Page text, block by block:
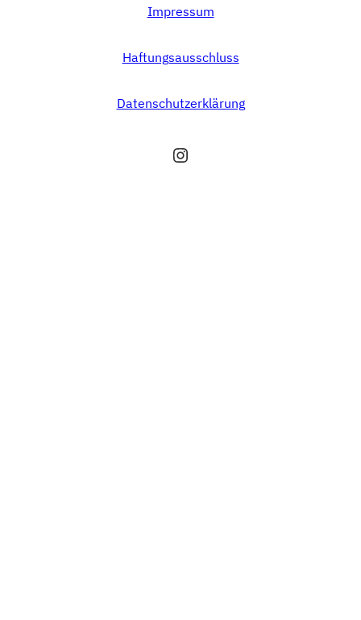
Impressum
Haftungsausschluss
Datenschutzerklärung
Instagram